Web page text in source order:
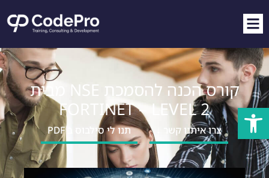
פתח סרגל נגישות
קורס הכנה להסמכת NSE מבית
FORTINET – LEVEL 2
צרו איתנו קשר ↓ תנו לי סילבוס ב PDF